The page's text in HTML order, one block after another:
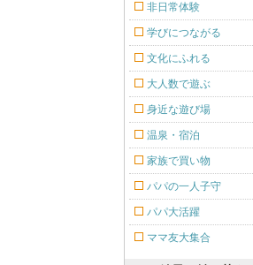
非日常体験
学びにつながる
文化にふれる
大人数で遊ぶ
身近な遊び場
温泉・宿泊
家族で買い物
パパの一人子守
パパ大活躍
ママ友大集合